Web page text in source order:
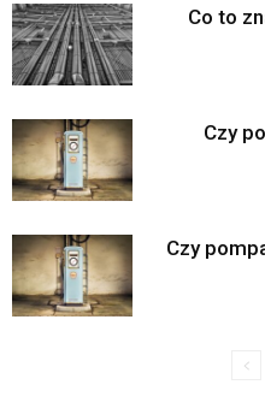
Co to
Czy
Czy